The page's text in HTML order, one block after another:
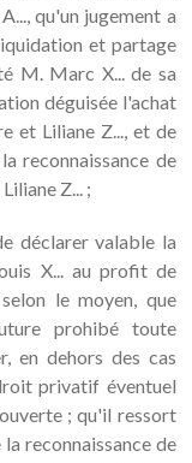
qu'un jugement a
et partage
M. Marc X... de sa
déguisée l'achat
et Liliane Z..., et de
reconnaissance de
Z... ;
déclarer valable la
X... au profit de
le moyen, que
prohibé toute
en dehors des cas
privatif éventuel
; qu'il ressort
reconnaissance de